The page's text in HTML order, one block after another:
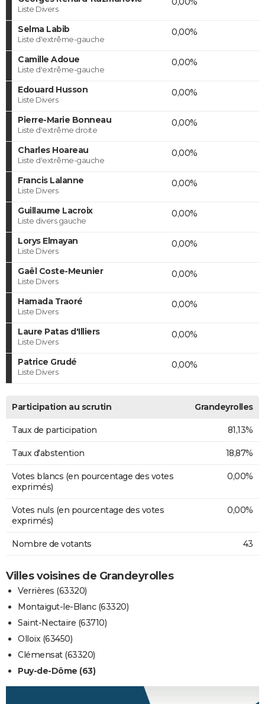
Liste Divers
Selma Labib
Liste d'extrême-gauche
0,00%
Camille Adoue
Liste d'extrême-gauche
0,00%
Edouard Husson
Liste Divers
0,00%
Pierre-Marie Bonneau
Liste d'extrême droite
0,00%
Charles Hoareau
Liste d'extrême-gauche
0,00%
Francis Lalanne
Liste Divers
0,00%
Guillaume Lacroix
Liste divers gauche
0,00%
Lorys Elmayan
Liste Divers
0,00%
Gaël Coste-Meunier
Liste Divers
0,00%
Hamada Traoré
Liste Divers
0,00%
Laure Patas d'Illiers
Liste Divers
0,00%
Patrice Grudé
Liste Divers
0,00%
Participation au scrutin Grandeyrolles
Taux de participation 81,13%
Taux d'abstention 18,87%
Votes blancs (en pourcentage des votes
exprimés)
0,00%
Votes nuls (en pourcentage des votes
exprimés)
0,00%
Nombre de votants 43
Villes voisines de Grandeyrolles
Verrières (63320)
Montaigut-le-Blanc (63320)
Saint-Nectaire (63710)
Olloix (63450)
Clémensat (63320)
Puy-de-Dôme (63)